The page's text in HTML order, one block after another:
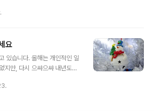
비를 많이 일으킨다고 알려져
송대행 서비스 http://blog.naver.com/shpost
.지인이 다른 저렴한 해외배송 서비스를 이용해봤는
여러 지역을 거치면서 물건도 찌그러지고 상태도 불
비스를 추천한 지인은 주문한 여러 물건을 한번에
요
있습니다. 올해는 개인적인 일
지만, 다시 으쌰으쌰 내년도를
스 기분은 맘껏 낼 수 있지 않